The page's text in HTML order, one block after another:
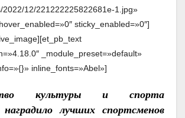
2022/12/221222225822681e-1.jpg»
sticky_enabled=»0″]
_module_preset=»default»
inline_fonts=»Abel»]
культуры и спорта
наградило лучших спортсменов